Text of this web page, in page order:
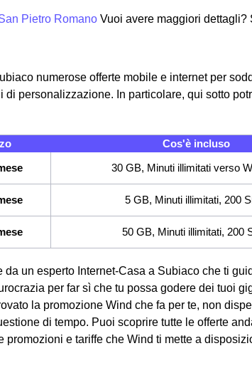
Pietro Romano Vuoi avere maggiori dettagli?
numerose offerte mobile e internet per
personalizzazione. In particolare, qui sotto
Cos'è incluso
30 GB, Minuti illimitati verso
5 GB, Minuti illimitati, 200
50 GB, Minuti illimitati, 200
un esperto Internet-Casa a Subiaco che ti
per far sì che tu possa godere dei tuoi
la promozione Wind che fa per te, non
di tempo. Puoi scoprire tutte le offerte
promozioni e tariffe che Wind ti mette a